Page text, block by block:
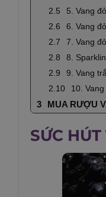
5. Vang
6. Vang
7. Vang
8.
9. Vang
10.
MUA RƯỢU
SỨC